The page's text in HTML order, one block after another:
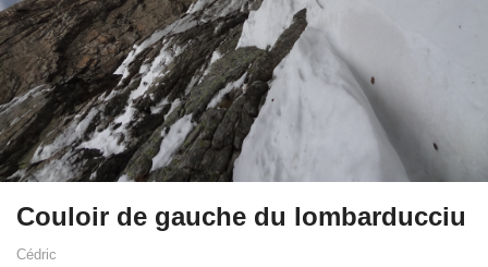
Couloir de gauche du lombarducciu
Cédric